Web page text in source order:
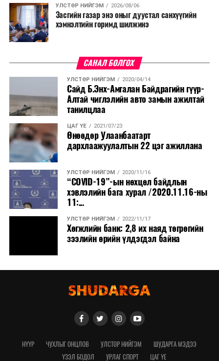
УЛСТӨР НИЙГЭМ 2026/08/06
Засгийн газар энэ оныг дуустал санхүүгийн
хэмнэлтийн горимд шилжинэ
САНАЛ БОЛГОХ
УЛСТӨР НИЙГЭМ 2020/04/14
Сайд Б.Энх-Амгалан Байдрагийн гүүр-
Алтай чиглэлийн авто замын ажилтай
танилцлаа
ЦАГ ҮЕ 2021/07/23
Өнөөдөр Улаанбаатарт
дархлаажуулалтын 22 цэг ажиллана
УЛСТӨР НИЙГЭМ 2020/11/16
“COVID-19”-ын нөхцөл байдлын
хэвлэлийн бага хурал /2020.11.16-ны
11:...
УЛСТӨР НИЙГЭМ 2022/11/17
Хөгжлийн банк: 2,8 их наяд төгрөгийн
зээлийн өрийн үлдэгдэл байна
НҮҮР ЧУХЛЫГ ОНЦЛОВ УЛСТӨР НИЙГЭМ
ШУДАРГА МЭДЭЭ
ҮЗЭЛ БОДОЛ
УРЛАГ СПОРТ ЦАГ ҮЕ